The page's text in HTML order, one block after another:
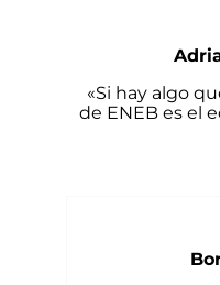
«Si hay algo
de ENEB es el